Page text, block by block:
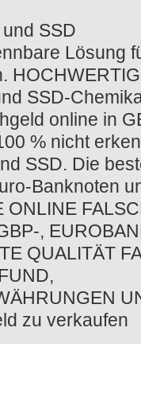
SSD
Lösung
SSD-
online in
% nicht
SSD. Die
Banknoten
ONLINE
,
QUALITÄT
zu verkaufen